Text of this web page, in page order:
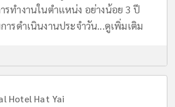
ทำงานในตำแหน่ง อย่างน้อย 3 ปี
รดำเนินงานประจำวัน...ดูเพิ่มเติม
Hotel Hat Yai